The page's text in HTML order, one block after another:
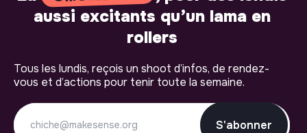
aussi excitants qu’un lama en
rollers
Tous les lundis, reçois un shoot d’infos, de rendez-
vous et d’actions pour tenir toute la semaine.
S'abonner